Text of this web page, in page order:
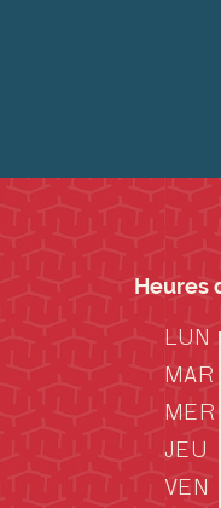
Heures
LUN
MAR
MER
JEU
VEN